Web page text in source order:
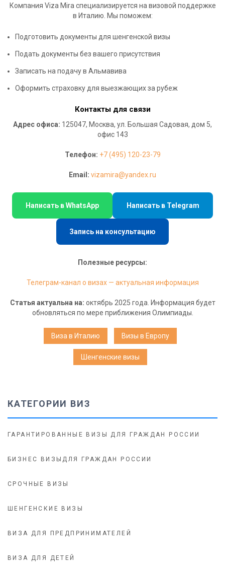
Компания Viza Mira специализируется на визовой поддержке
в Италию. Мы поможем:
Подготовить документы для шенгенской визы
Подать документы без вашего присутствия
Записать на подачу в Альмавива
Оформить страховку для выезжающих за рубеж
Контакты для связи
Адрес офиса: 125047, Москва, ул. Большая Садовая, дом 5,
офис 143
Телефон: +7 (495) 120-23-79
Email: vizamira@yandex.ru
Написать в WhatsApp Написать в Telegram
Запись на консультацию
Полезные ресурсы:
Телеграм-канал о визах — актуальная информация
Статья актуальна на: октябрь 2025 года. Информация будет
обновляться по мере приближения Олимпиады.
Виза в Италию Визы в Европу
Шенгенские визы
КАТЕГОРИИ ВИЗ
ГАРАНТИРОВАННЫЕ ВИЗЫ ДЛЯ ГРАЖДАН РОССИИ
БИЗНЕС ВИЗЫДЛЯ ГРАЖДАН РОССИИ
СРОЧНЫЕ ВИЗЫ
ШЕНГЕНСКИЕ ВИЗЫ
ВИЗА ДЛЯ ПРЕДПРИНИМАТЕЛЕЙ
ВИЗА ДЛЯ ДЕТЕЙ